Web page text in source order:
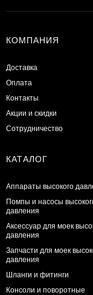
КОМПАНИЯ
Доставка
Оплата
Контакты
Акции и скидки
Сотрудничество
КАТАЛОГ
Аппараты высокого
Помпы и насосы
давления
Аксессуар для моек
давления
Запчасти для моек
давления
Шланги и фитинги
Консоли и поворотные